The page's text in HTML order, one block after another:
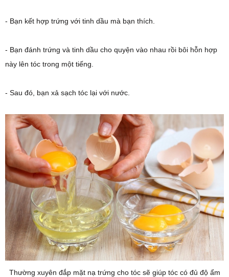
- Bạn kết hợp trứng với tinh dầu mà bạn thích.
- Bạn đánh trứng và tinh dầu cho quyện vào nhau rồi bôi hỗn hợp
này lên tóc trong một tiếng.
- Sau đó, bạn xả sạch tóc lại với nước.
Thường xuyên đắp mặt nạ trứng cho tóc sẽ giúp tóc có đủ độ ẩm